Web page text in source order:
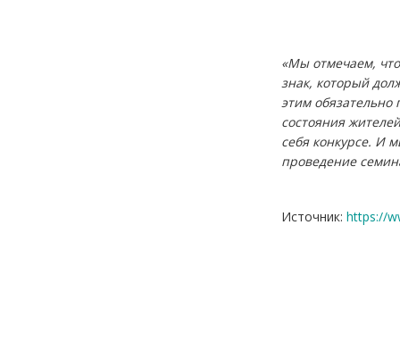
«Мы отмечаем,
знак, который
этим
состояния
себя конкурсе. И
проведение
Источник: https://